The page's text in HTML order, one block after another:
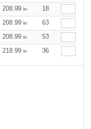
208.99 kr
18
208.99 kr
63
208.99 kr
53
218.99 kr 36